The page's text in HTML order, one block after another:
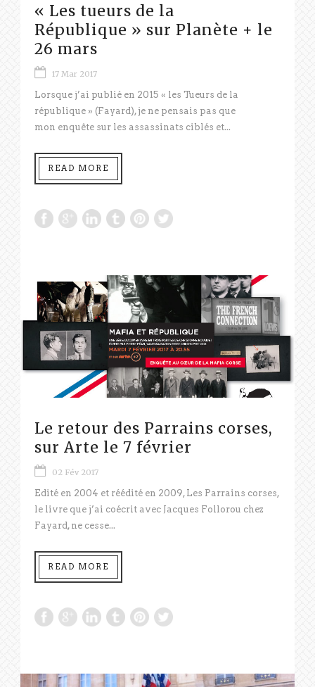
« Les tueurs de la
République » sur Planète + le
26 mars
17 Mar 2017
Lorsque j’ai publié en 2015 « les Tueurs de la
république » (Fayard), je ne pensais pas que
mon enquête sur les assassinats ciblés et...
READ MORE
Le retour des Parrains corses,
sur Arte le 7 février
02 Fév 2017
Edité en 2004 et réédité en 2009, Les Parrains corses,
le livre que j’ai coécrit avec Jacques Follorou chez
Fayard, ne cesse...
READ MORE